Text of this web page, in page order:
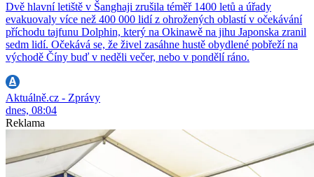
Dvě hlavní letiště v Šanghaji zrušila téměř 1400 letů a úřady
evakuovaly více než 400 000 lidí z ohrožených oblastí v očekávání
příchodu tajfunu Dolphin, který na Okinawě na jihu Japonska zranil
sedm lidí. Očekává se, že živel zasáhne hustě obydlené pobřeží na
východě Číny buď v neděli večer, nebo v pondělí ráno.
Aktuálně.cz - Zprávy
dnes, 08:04
Reklama